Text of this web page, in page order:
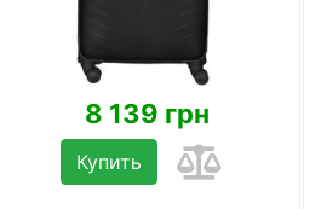
8 139 грн
Купить